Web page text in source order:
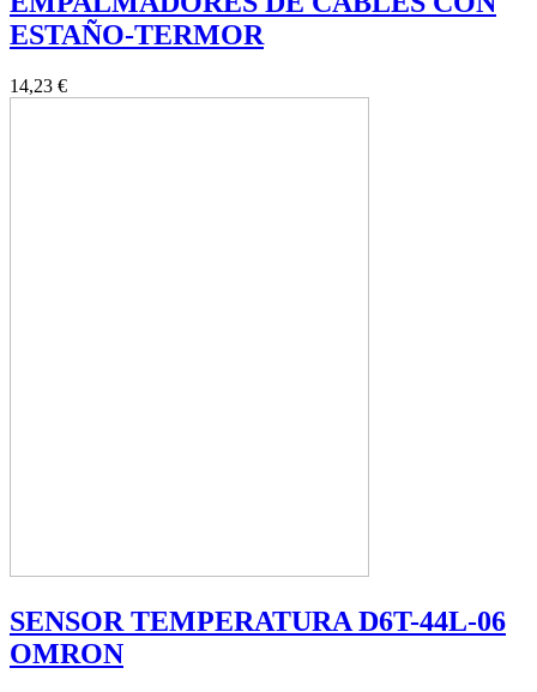
ESTAÑO-TERMOR
14,23 €
SENSOR TEMPERATURA D6T-44L-06
OMRON